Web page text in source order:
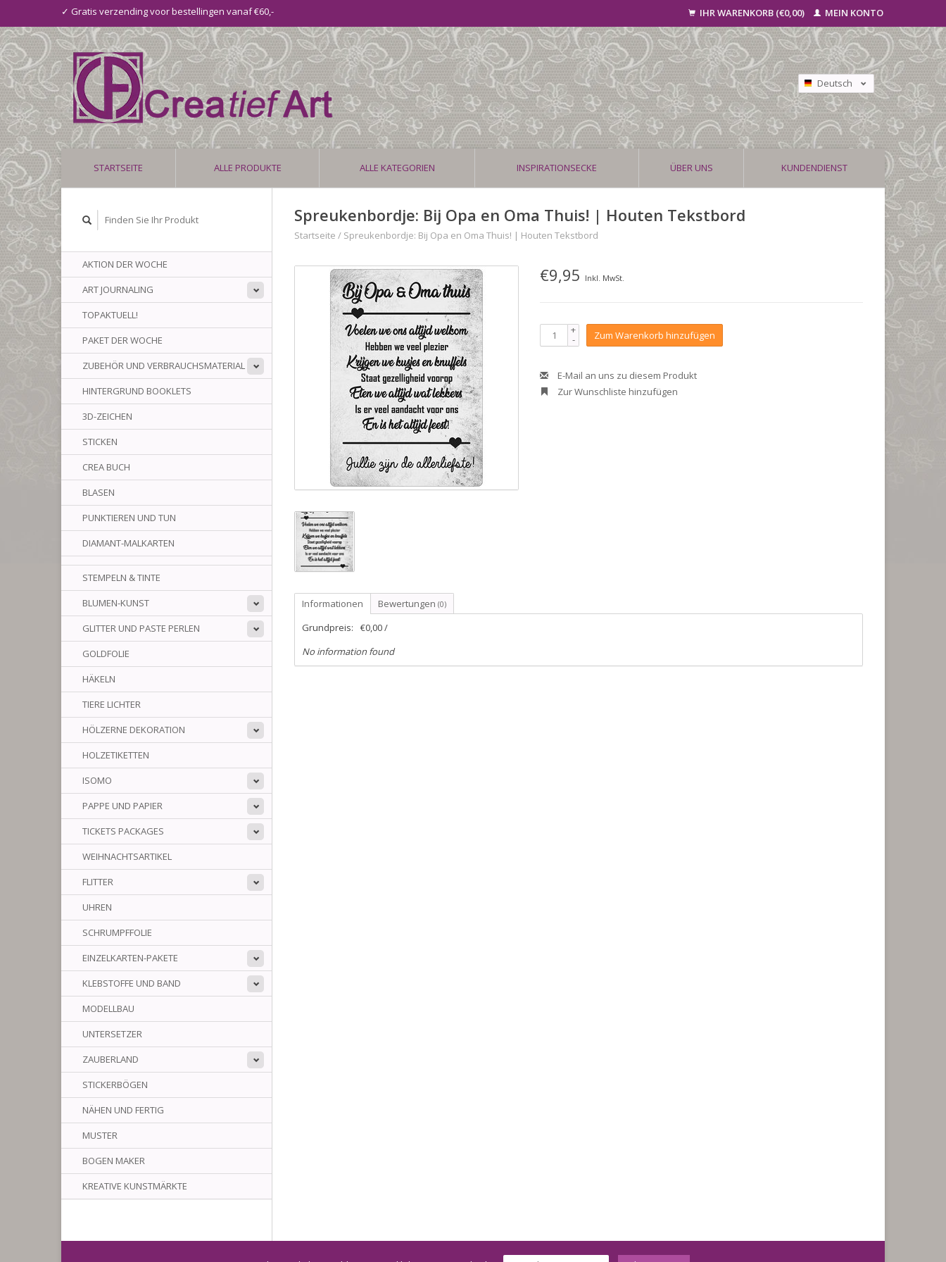
✓ Gratis verzending voor bestellingen vanaf €60,- IHR WARENKORB (€0,00) MEIN KONTO
Deutsch
Nederlands
Français
STARTSEITE ALLE PRODUKTE ALLE KATEGORIEN INSPIRATIONSECKE ÜBER UNS KUNDENDIENST
AKTION DER WOCHE
ART JOURNALING
TOPAKTUELL!
PAKET DER WOCHE
ZUBEHÖR UND VERBRAUCHSMATERIAL
HINTERGRUND BOOKLETS
3D-ZEICHEN
STICKEN
CREA BUCH
BLASEN
PUNKTIEREN UND TUN
DIAMANT-MALKARTEN
STEMPELN & TINTE
BLUMEN-KUNST
GLITTER UND PASTE PERLEN
GOLDFOLIE
HÄKELN
TIERE LICHTER
HÖLZERNE DEKORATION
HOLZETIKETTEN
ISOMO
PAPPE UND PAPIER
TICKETS PACKAGES
WEIHNACHTSARTIKEL
FLITTER
UHREN
SCHRUMPFFOLIE
EINZELKARTEN-PAKETE
KLEBSTOFFE UND BAND
MODELLBAU
UNTERSETZER
ZAUBERLAND
STICKERBÖGEN
NÄHEN UND FERTIG
MUSTER
BOGEN MAKER
KREATIVE KUNSTMÄRKTE
Spreukenbordje: Bij Opa en Oma Thuis! | Houten Tekstbord
Startseite / Spreukenbordje: Bij Opa en Oma Thuis! | Houten Tekstbord
€9,95 Inkl. MwSt.
+
- Zum Warenkorb hinzufügen
E-Mail an uns zu diesem Produkt
Zur Wunschliste hinzufügen
Informationen Bewertungen (0)
Grundpreis:
€0,00 /
No information found